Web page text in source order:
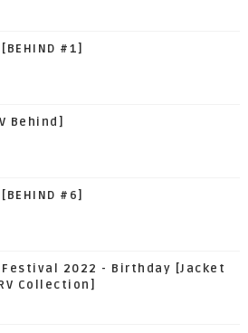
#1]
Behind]
#6]
Festival 2022 - Birthday [Jacket
Collection]